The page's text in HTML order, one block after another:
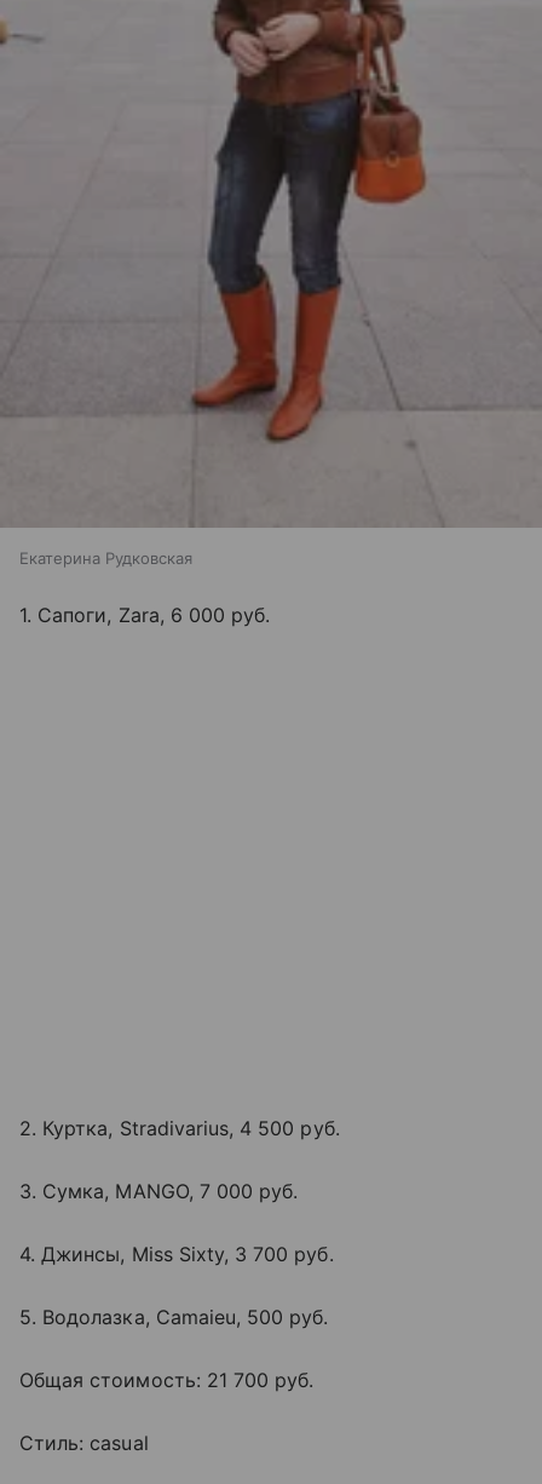
Екатерина Рудковская
1. Сапоги, Zara, 6 000 руб.
2. Куртка, Stradivarius, 4 500 руб.
3. Сумка, MANGO, 7 000 руб.
4. Джинсы, Miss Sixty, 3 700 руб.
5. Водолазка, Camaieu, 500 руб.
Общая стоимость: 21 700 руб.
Стиль: casual